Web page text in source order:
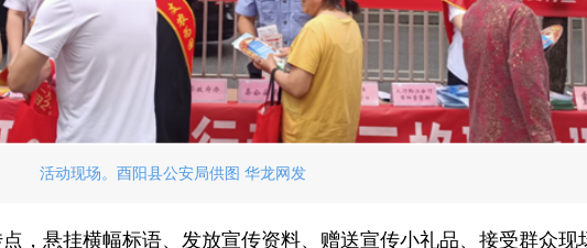
活动现场。酉阳县公安局供图 华龙网发
，悬挂横幅标语、发放宣传资料、赠送宣传小礼品、接受群众现